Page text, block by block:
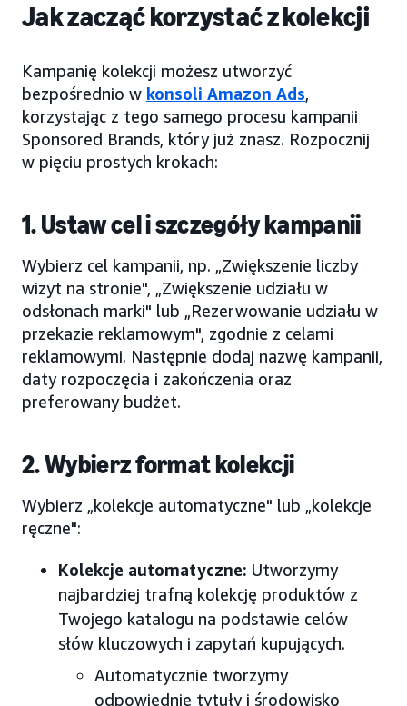
Jak zacząć korzystać z kolekcji
Kampanię kolekcji możesz utworzyć
bezpośrednio w konsoli Amazon Ads,
korzystając z tego samego procesu kampanii
Sponsored Brands, który już znasz. Rozpocznij
w pięciu prostych krokach:
1. Ustaw cel i szczegóły kampanii
Wybierz cel kampanii, np. „Zwiększenie liczby
wizyt na stronie", „Zwiększenie udziału w
odsłonach marki" lub „Rezerwowanie udziału w
przekazie reklamowym", zgodnie z celami
reklamowymi. Następnie dodaj nazwę kampanii,
daty rozpoczęcia i zakończenia oraz
preferowany budżet.
2. Wybierz format kolekcji
Wybierz „kolekcje automatyczne" lub „kolekcje
ręczne":
Kolekcje automatyczne: Utworzymy
najbardziej trafną kolekcję produktów z
Twojego katalogu na podstawie celów
słów kluczowych i zapytań kupujących.
Automatycznie tworzymy
odpowiednie tytuły i środowisko